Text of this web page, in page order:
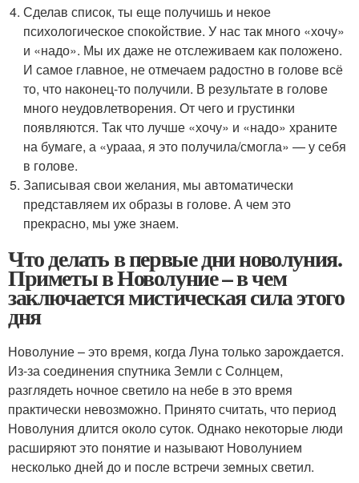
Сделав список, ты еще получишь и некое
психологическое спокойствие. У нас так много «хочу»
и «надо». Мы их даже не отслеживаем как положено.
И самое главное, не отмечаем радостно в голове всё
то, что наконец-то получили. В результате в голове
много неудовлетворения. От чего и грустинки
появляются. Так что лучше «хочу» и «надо» храните
на бумаге, а «урааа, я это получила/смогла» — у себя
в голове.
Записывая свои желания, мы автоматически
представляем их образы в голове. А чем это
прекрасно, мы уже знаем.
Что делать в первые дни новолуния.
Приметы в Новолуние – в чем
заключается мистическая сила этого
дня
Новолуние – это время, когда Луна только зарождается.
Из-за соединения спутника Земли с Солнцем,
разглядеть ночное светило на небе в это время
практически невозможно. Принято считать, что период
Новолуния длится около суток. Однако некоторые люди
расширяют это понятие и называют Новолунием
несколько дней до и после встречи земных светил.